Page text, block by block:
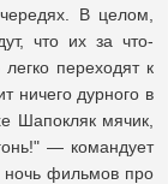
В целом,
что их за что-
переходят к
ничего дурного в
Шапокляк мячик,
— командует
ночь фильмов про